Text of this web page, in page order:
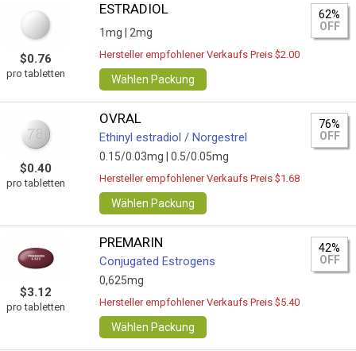
$0.76
pro tabletten
ESTRADIOL
1mg | 2mg
62%
OFF
Hersteller empfohlener Verkaufs Preis $2.00
Wählen Packung
$0.40
pro tabletten
OVRAL
Ethinyl estradiol / Norgestrel
0.15/0.03mg | 0.5/0.05mg
76%
OFF
Hersteller empfohlener Verkaufs Preis $1.68
Wählen Packung
$3.12
pro tabletten
PREMARIN
Conjugated Estrogens
0,625mg
42%
OFF
Hersteller empfohlener Verkaufs Preis $5.40
Wählen Packung